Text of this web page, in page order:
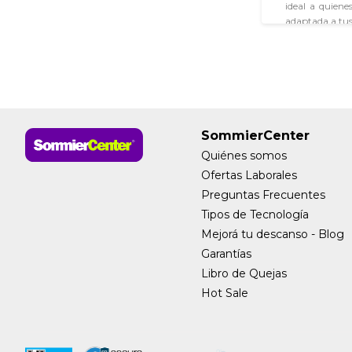
ideal a
adaptada a
¿Qué niveles
¿Qué
¿Cómo
SommierCenter
Quiénes somos
Ofertas Laborales
Preguntas Frecuentes
Tipos de Tecnología
Mejorá tu descanso - Blog
Garantías
Libro de Quejas
Hot Sale